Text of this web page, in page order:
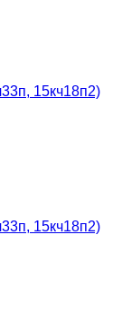
15кч18п2)
15кч18п2)